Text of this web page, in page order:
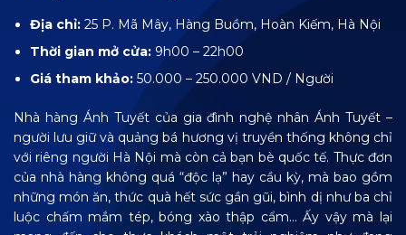
Địa chỉ: 25 P. Mã Mây, Hàng Buồm, Hoàn Kiếm, Hà Nội
Thời gian mở cửa: 9h00 – 22h00
Giá tham khảo:50.000 – 250.000 VND / Người
Nhà hàng Ánh Tuyết của gia đình nghệ nhân Ánh Tuyết –
người lưu giữ và quảng bá hương vị truyền thống không chỉ
với riêng người Hà Nội mà còn cả bạn bè quốc tế. Thực đơn
của nhà hàng không quá “độc lạ” hay cầu kỳ, mà bao gồm
những món ăn, thức quà hết sức gần gũi, bình dị như ba chỉ
luộc chấm mắm tép, bóng xào thập cẩm… Ấy vậy mà lại